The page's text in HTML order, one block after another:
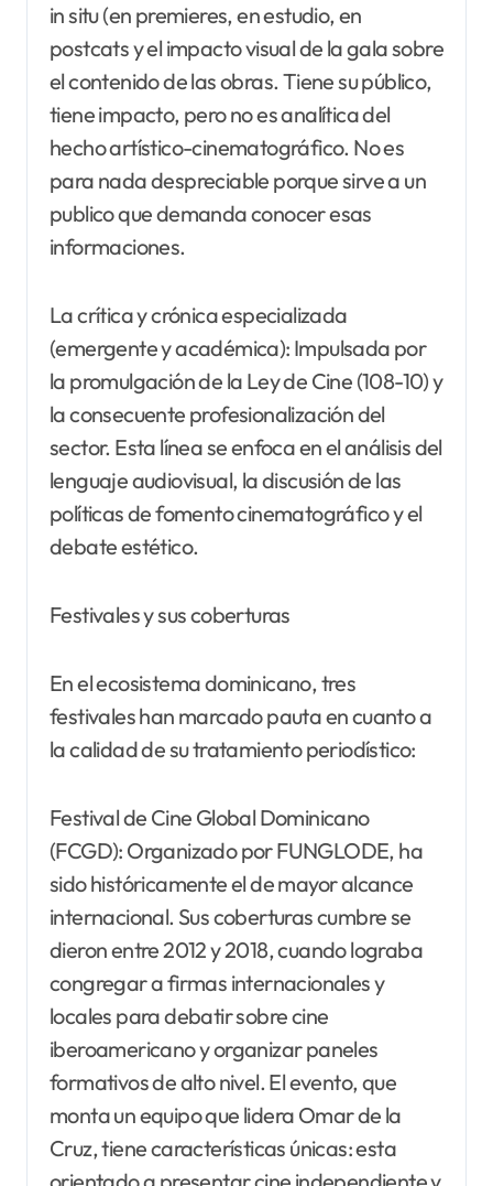
in situ (en premieres, en estudio, en
postcats y el impacto visual de la gala sobre
el contenido de las obras. Tiene su público,
tiene impacto, pero no es analítica del
hecho artístico-cinematográfico. No es
para nada despreciable porque sirve a un
publico que demanda conocer esas
informaciones.
La crítica y crónica especializada
(emergente y académica): Impulsada por
la promulgación de la Ley de Cine (108-10) y
la consecuente profesionalización del
sector. Esta línea se enfoca en el análisis del
lenguaje audiovisual, la discusión de las
políticas de fomento cinematográfico y el
debate estético.
Festivales y sus coberturas
En el ecosistema dominicano, tres
festivales han marcado pauta en cuanto a
la calidad de su tratamiento periodístico:
Festival de Cine Global Dominicano
(FCGD): Organizado por FUNGLODE, ha
sido históricamente el de mayor alcance
internacional. Sus coberturas cumbre se
dieron entre 2012 y 2018, cuando lograba
congregar a firmas internacionales y
locales para debatir sobre cine
iberoamericano y organizar paneles
formativos de alto nivel. El evento, que
monta un equipo que lidera Omar de la
Cruz, tiene características únicas: esta